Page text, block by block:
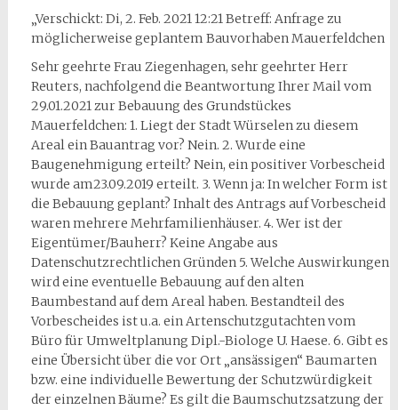
„Verschickt: Di, 2. Feb. 2021 12:21 Betreff: Anfrage zu
möglicherweise geplantem Bauvorhaben Mauerfeldchen
Sehr geehrte Frau Ziegenhagen, sehr geehrter Herr
Reuters, nachfolgend die Beantwortung Ihrer Mail vom
29.01.2021 zur Bebauung des Grundstückes
Mauerfeldchen: 1. Liegt der Stadt Würselen zu diesem
Areal ein Bauantrag vor? Nein. 2. Wurde eine
Baugenehmigung erteilt? Nein, ein positiver Vorbescheid
wurde am23.09.2019 erteilt. 3. Wenn ja: In welcher Form ist
die Bebauung geplant? Inhalt des Antrags auf Vorbescheid
waren mehrere Mehrfamilienhäuser. 4. Wer ist der
Eigentümer/Bauherr? Keine Angabe aus
Datenschutzrechtlichen Gründen 5. Welche Auswirkungen
wird eine eventuelle Bebauung auf den alten
Baumbestand auf dem Areal haben. Bestandteil des
Vorbescheides ist u.a. ein Artenschutzgutachten vom
Büro für Umweltplanung Dipl.-Biologe U. Haese. 6. Gibt es
eine Übersicht über die vor Ort „ansässigen“ Baumarten
bzw. eine individuelle Bewertung der Schutzwürdigkeit
der einzelnen Bäume? Es gilt die Baumschutzsatzung der